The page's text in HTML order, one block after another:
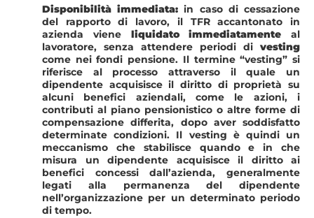
Disponibilità immediata: in caso di cessazione
del rapporto di lavoro, il TFR accantonato in
azienda viene liquidato immediatamente al
lavoratore, senza attendere periodi di vesting
come nei fondi pensione. Il termine “vesting” si
riferisce al processo attraverso il quale un
dipendente acquisisce il diritto di proprietà su
alcuni benefici aziendali, come le azioni, i
contributi al piano pensionistico o altre forme di
compensazione differita, dopo aver soddisfatto
determinate condizioni. Il vesting è quindi un
meccanismo che stabilisce quando e in che
misura un dipendente acquisisce il diritto ai
benefici concessi dall’azienda, generalmente
legati alla permanenza del dipendente
nell’organizzazione per un determinato periodo
di tempo.